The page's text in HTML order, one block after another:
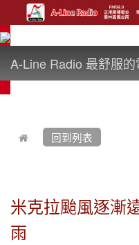
A-Line Radio 最舒服的
回到列表
米克拉颱風逐漸
雨